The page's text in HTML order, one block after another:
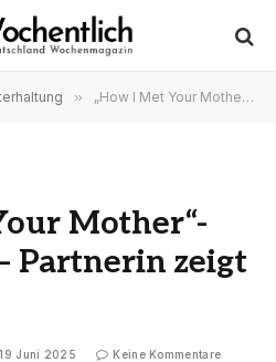
» „How I Met Your Mother“-Star verlobt – Partnerin zeigt Fotos
Mother“-
Partnerin zeigt
19 Juni 2025 Keine Kommentare